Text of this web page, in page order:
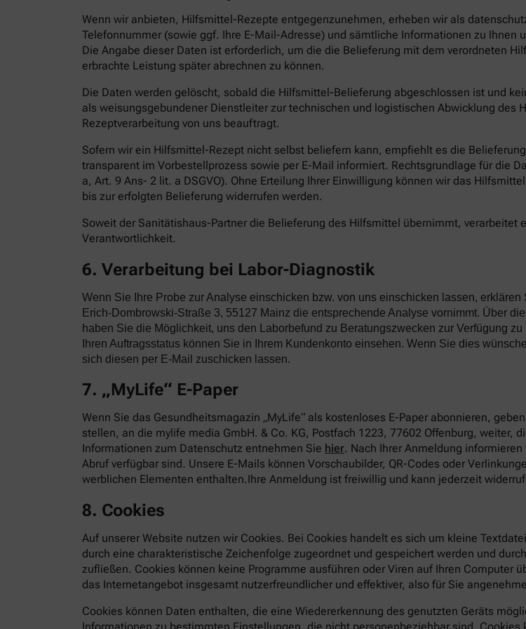
Wenn wir anbieten, Hilfsmittel-Rezepte entgegenzunehmen, erheben wir als
Telefonnummer (sowie ggf. Ihre E-Mail-Adresse) und sämtliche Informationen zu Ihnen
Die Angabe dieser Daten ist erforderlich, um die die Belieferung mit dem verordneten
erbrachte Leistung später abrechnen zu können.
Die Daten werden gelöscht, sobald die Hilfsmittel-Belieferung abgeschlossen ist und
als weisungsgebundener Dienstleiter zur technischen und logistischen Abwicklung
Rezeptverarbeitung von uns beauftragt.
Sofern wir ein Hilfsmittel-Rezept nicht selbst beliefern kann, empfiehlt es die
transparent im Vorbestellprozess sowie per E-Mail informiert. Rechtsgrundlage für die
a, Art. 9 Ans- 2 lit. a DSGVO). Ohne Erteilung Ihrer Einwilligung können wir das
bis zur erfolgten Belieferung widerrufen werden.
Soweit der Sanitätishaus-Partner die Belieferung des Hilfsmittel übernimmt, verarbeitet
Verantwortlichkeit.
6. Verarbeitung bei Labor-Diagnostik
Wenn Sie Ihre Probe zur Analyse einschicken bzw. von uns einschicken lassen,
Erich-Dombrowski-Straße 3, 55127 Mainz die entsprechende Analyse vornimmt. Über
haben Sie die Möglichkeit, uns den Laborbefund zu Beratungszwecken zur Verfügung
Ihren Auftragsstatus können Sie in Ihrem Kundenkonto einsehen. Wenn Sie dies
sich diesen per E-Mail zuschicken lassen.
7. „MyLife“ E-Paper
Wenn Sie das Gesundheitsmagazin „MyLife“ als kostenloses E-Paper abonnieren,
stellen, an die mylife media GmbH. & Co. KG, Postfach 1223, 77602 Offenburg, weiter,
Informationen zum Datenschutz entnehmen Sie hier. Nach Ihrer Anmeldung
Abruf verfügbar sind. Unsere E-Mails können Vorschaubilder, QR-Codes oder
werblichen Elementen enthalten.Ihre Anmeldung ist freiwillig und kann jederzeit
8. Cookies
Auf unserer Website nutzen wir Cookies. Bei Cookies handelt es sich um kleine
durch eine charakteristische Zeichenfolge zugeordnet und gespeichert werden und
zufließen. Cookies können keine Programme ausführen oder Viren auf Ihren Computer
das Internetangebot insgesamt nutzerfreundlicher und effektiver, also für Sie
Cookies können Daten enthalten, die eine Wiedererkennung des genutzten Geräts